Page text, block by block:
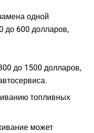
одной
до 600 долларов,
до 1500 долларов,
топливных
может